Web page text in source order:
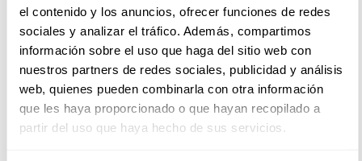
el contenido y los anuncios, ofrecer funciones de redes
sociales y analizar el tráfico. Además, compartimos
información sobre el uso que haga del sitio web con
nuestros partners de redes sociales, publicidad y análisis
web, quienes pueden combinarla con otra información
que les haya proporcionado o que hayan recopilado a
partir del uso que haya hecho de sus servicios.
PIDE CITA